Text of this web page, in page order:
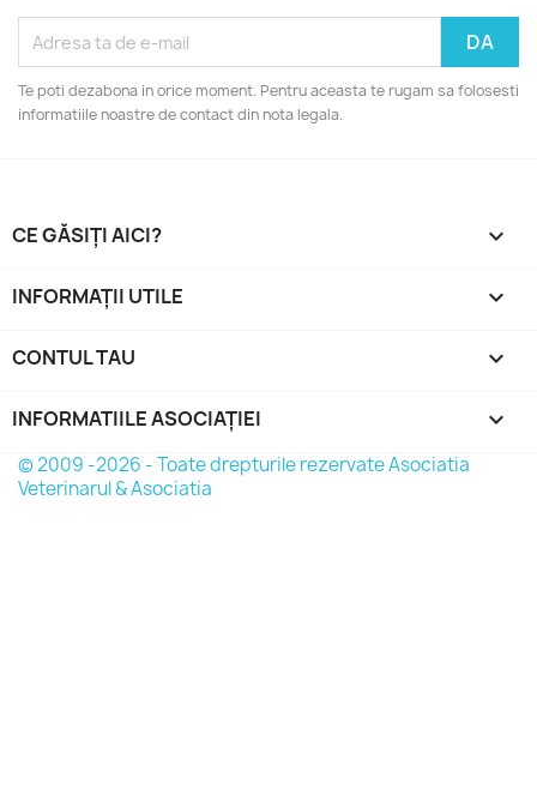
Te poti dezabona in orice moment. Pentru aceasta te rugam sa folosesti
informatiile noastre de contact din nota legala.
CE GĂSIȚI AICI? 
INFORMAȚII UTILE 
CONTUL TAU 
INFORMATIILE ASOCIAȚIEI keyboard_arrow_down
© 2009 -2026 - Toate drepturile rezervate Asociatia
Veterinarul & Asociatia